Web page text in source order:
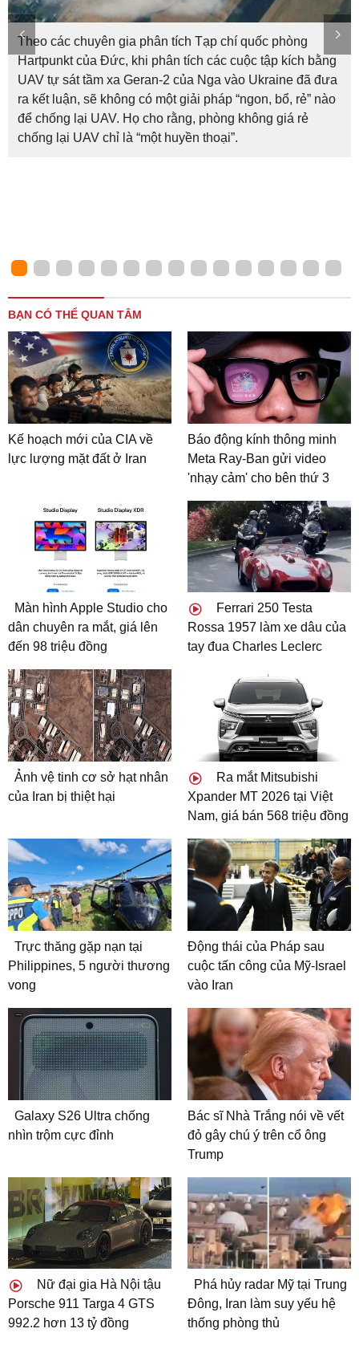
Theo các chuyên gia phân tích Tạp chí quốc phòng
Hartpunkt của Đức, khi phân tích các cuộc tập kích bằng
UAV tự sát tầm xa Geran-2 của Nga vào Ukraine đã đưa
ra kết luận, sẽ không có một giải pháp “ngon, bổ, rẻ” nào
để chống lại UAV. Họ cho rằng, phòng không giá rẻ
chống lại UAV chỉ là “một huyền thoại”.
BẠN CÓ THỂ QUAN TÂM
Kế hoạch mới của CIA về
lực lượng mặt đất ở Iran
Báo động kính thông minh
Meta Ray-Ban gửi video
'nhạy cảm' cho bên thứ 3
Màn hình Apple Studio cho
dân chuyên ra mắt, giá lên
đến 98 triệu đồng
Ferrari 250 Testa
Rossa 1957 làm xe dâu của
tay đua Charles Leclerc
Ảnh vệ tinh cơ sở hạt nhân
của Iran bị thiệt hại
Ra mắt Mitsubishi
Xpander MT 2026 tại Việt
Nam, giá bán 568 triệu đồng
Trực thăng gặp nạn tại
Philippines, 5 người thương
vong
Động thái của Pháp sau
cuộc tấn công của Mỹ-Israel
vào Iran
Galaxy S26 Ultra chống
nhìn trộm cực đỉnh
Bác sĩ Nhà Trắng nói về vết
đỏ gây chú ý trên cổ ông
Trump
Nữ đại gia Hà Nội tậu
Porsche 911 Targa 4 GTS
992.2 hơn 13 tỷ đồng
Phá hủy radar Mỹ tại Trung
Đông, Iran làm suy yếu hệ
thống phòng thủ